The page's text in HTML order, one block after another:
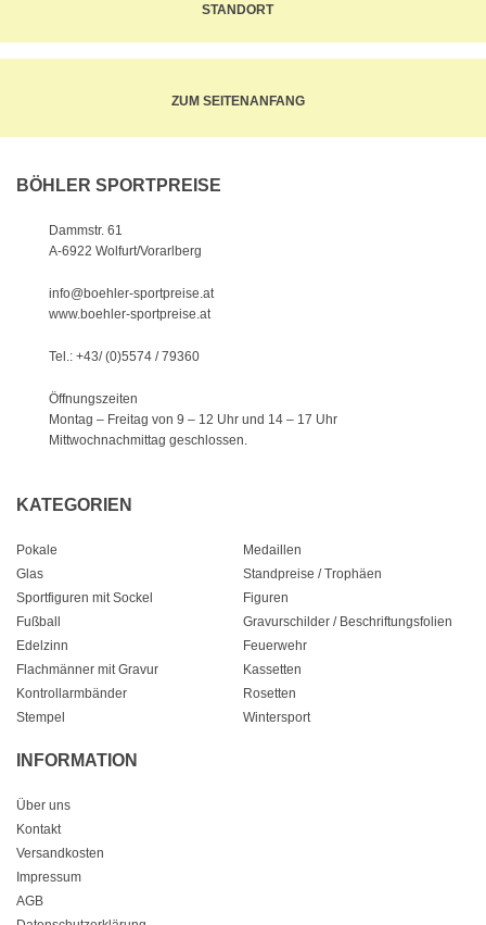
STANDORT
ZUM SEITENANFANG
BÖHLER SPORTPREISE
Dammstr. 61
A-6922 Wolfurt/Vorarlberg
info@boehler-sportpreise.at
www.boehler-sportpreise.at
Tel.: +43/ (0)5574 / 79360
Öffnungszeiten
Montag – Freitag von 9 – 12 Uhr und 14 – 17 Uhr
Mittwochnachmittag geschlossen.
KATEGORIEN
Pokale
Medaillen
Glas
Standpreise / Trophäen
Sportfiguren mit Sockel
Figuren
Fußball
Gravurschilder / Beschriftungsfolien
Edelzinn
Feuerwehr
Flachmänner mit Gravur
Kassetten
Kontrollarmbänder
Rosetten
Stempel
Wintersport
INFORMATION
Über uns
Kontakt
Versandkosten
Impressum
AGB